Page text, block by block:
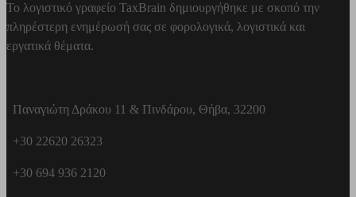
Το λογιστικό γραφείο TaxBrain δημιουργήθηκε με σκοπό την
πληρέστερη ενημέρωσή σας σε φορολογικά, λογιστικά και
εργατικά θέματα.
Παναγιώτη Δράκου 11 & Πινδάρου, Θήβα, 32200
+30 22620 26323
+30 694 936 2120